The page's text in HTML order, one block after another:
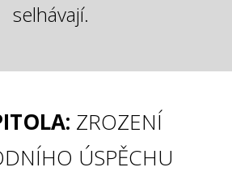
selhávají.
ZROZENÍ
ÚSPĚCHU